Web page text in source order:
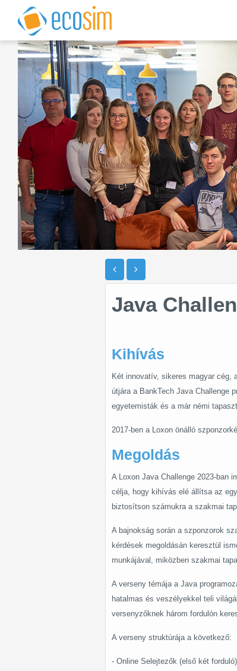
Java
Kihívás
Két innovatív, sikeres magyar cég,
útjára a BankTech Java Challenge
egyetemisták és a már némi
2017-ben a Loxon önálló
Megoldás
A Loxon Java Challenge 2023-ban
célja, hogy kihívás elé állítsa az
biztosítson számukra a szakmai
A bajnokság során a szponzorok
kérdések megoldásán keresztül
munkájával, miközben szakmai
A verseny témája a Java
hatalmas és veszélyekkel teli
versenyzőknek három fordulón
A verseny struktúrája a következő:
- Online Selejtezők (első két